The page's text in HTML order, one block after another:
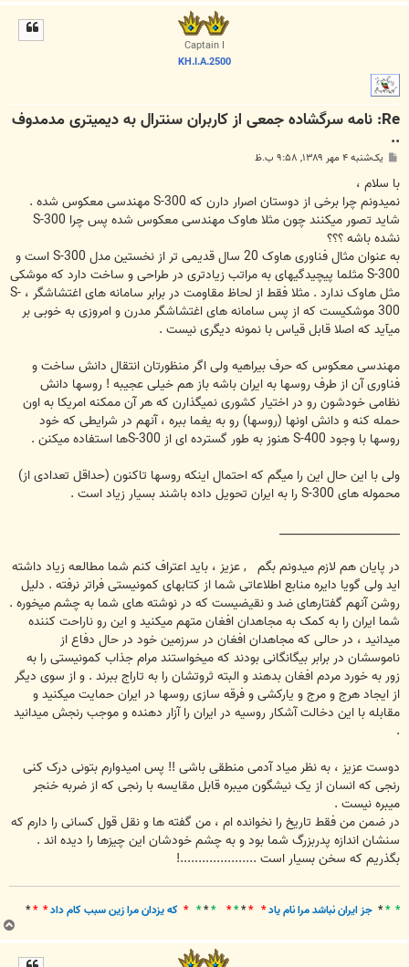
ا
Captain I
KH.I.A.2500
Re: نامه سرگشاده جمعی از کاربران سنترال به دیمیتری مدمدوف
..
پ
ت
یک‌شنبه ۴ مهر ۱۳۸۹, ۹:۵۸ ب.ظ
با سلام ،
نمیدونم چرا برخی از دوستان اصرار دارن که S-300 مهندسی معکوس شده .
شاید تصور میکنند چون مثلا هاوک مهندسی معکوس شده پس چرا S-300
نشده باشه ؟؟؟
به عنوان مثال فناوری هاوک 20 سال قدیمی تر از نخستین مدل S-300 است و
S-300 مثلما پیچیدگیهای به مراتب زیادتری در طراحی و ساخت دارد که موشکی
مثل هاوک ندارد . مثلا فقط از لحاظ مقاومت در برابر سامانه های اغتشاشگر ، S-
300 موشکیست که از پس سامانه های اغتشاشگر مدرن و امروزی به خوبی بر
میآید که اصلا قابل قیاس با نمونه دیگری نیست .
مهندسی معکوس که حرف بیراهیه ولی اگر منظورتان انتقال دانش ساخت و
فناوری آن از طرف روسها به ایران باشه باز هم خیلی عجیبه ! روسها دانش
نظامی خودشون رو در اختیار کشوری نمیگذارن که هر آن ممکنه امریکا به اون
حمله کنه و دانش اونها (روسها) رو به یغما ببره ، آنهم در شرایطی که خود
روسها با وجود S-400 هنوز به طور گسترده ای از S-300ها استفاده میکنن .
ولی با این حال این را میگم که احتمال اینکه روسها تاکنون (حداقل تعدادی از)
محموله های S-300 را به ایران تحویل داده باشند بسیار زیاد است .
______________________
در پایان هم لازم میدونم بگم , عزیز ، باید اعتراف کنم شما مطالعه زیاد داشته
اید ولی گویا دایره منابع اطلاعاتی شما از کتابهای کمونیستی فراتر نرفته . دلیل
روشن آنهم گفتارهای ضد و نقیضیست که در نوشته های شما به چشم میخوره .
شما ایران را به کمک به مجاهدان افغان متهم میکنید و این رو ناراحت کننده
میدانید ، در حالی که مجاهدان افغان در سرزمین خود در حال دفاع از
ناموسشان در برابر بیگانگانی بودند که میخواستند مرام جذاب کمونیستی را به
زور به خورد مردم افغان بدهند و البته ثروتشان را به تاراج ببرند . و از سوی دیگر
از ایجاد هرج و مرج و یارکشی و فرقه سازی روسها در ایران حمایت میکنید و
مقابله با این دخالت آشکار روسیه در ایران را آزار دهنده و موجب رنجش میدانید
دوست عزیز ، به نظر میاد آدمی منطقی باشی !! پس امیدوارم بتونی درک کنی
رنجی که انسان از یک نیشگون میبره قابل مقایسه با رنجی که از ضربه خنجر
میبره نیست .
در ضمن من فقط تاریخ را نخوانده ام ، من گفته ها و نقل قول کسانی را دارم که
سنشان اندازه پدربزرگ شما بود و به چشم خودشان این چیزها را دیده اند .
بگذریم که سخن بسیار است .....................!
* *
* جز ايران نباشد مرا نام ياد* *
*
*
*
*
*
*
* که يزدان مرا زين سبب کام داد* *
*
ب
ا